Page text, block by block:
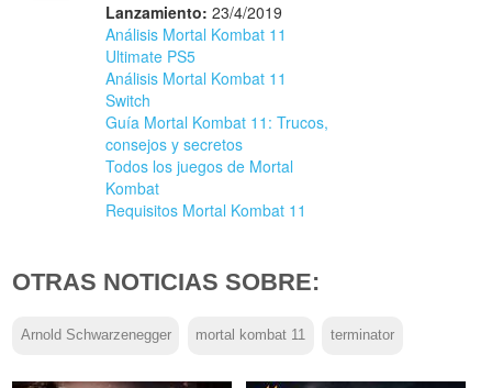
Lanzamiento: 23/4/2019
Análisis Mortal Kombat 11
Ultimate PS5
Análisis Mortal Kombat 11
Switch
Guía Mortal Kombat 11: Trucos,
consejos y secretos
Todos los juegos de Mortal
Kombat
Requisitos Mortal Kombat 11
OTRAS NOTICIAS SOBRE:
Arnold Schwarzenegger mortal kombat 11 terminator